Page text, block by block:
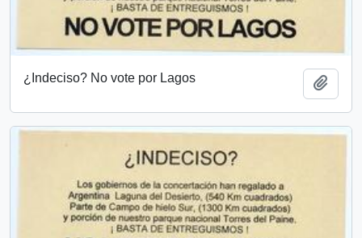
¿Indeciso? No vote por Lagos